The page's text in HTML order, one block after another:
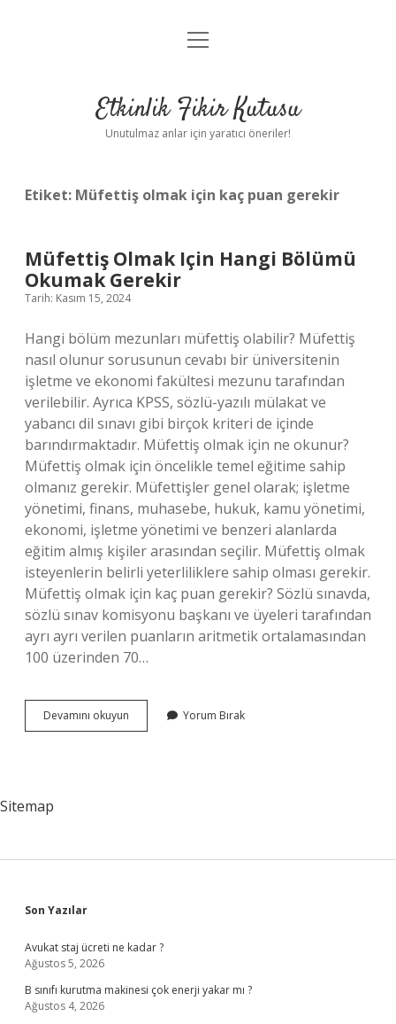
Anasayfa
Yasal Uyarı
menüyü
Etkinlik Fikir Kutusu
Unutulmaz anlar için yaratıcı öneriler!
Etiket: Müfettiş olmak için kaç puan gerekir
Müfettiş Olmak Için Hangi Bölümü
Okumak Gerekir
Tarih: Kasım 15, 2024
Hangi bölüm mezunları müfettiş olabilir? Müfettiş
nasıl olunur sorusunun cevabı bir üniversitenin
işletme ve ekonomi fakültesi mezunu tarafından
verilebilir. Ayrıca KPSS, sözlü-yazılı mülakat ve
yabancı dil sınavı gibi birçok kriteri de içinde
barındırmaktadır. Müfettiş olmak için ne okunur?
Müfettiş olmak için öncelikle temel eğitime sahip
olmanız gerekir. Müfettişler genel olarak; işletme
yönetimi, finans, muhasebe, hukuk, kamu yönetimi,
ekonomi, işletme yönetimi ve benzeri alanlarda
eğitim almış kişiler arasından seçilir. Müfettiş olmak
isteyenlerin belirli yeterliliklere sahip olması gerekir.
Müfettiş olmak için kaç puan gerekir? Sözlü sınavda,
sözlü sınav komisyonu başkanı ve üyeleri tarafından
ayrı ayrı verilen puanların aritmetik ortalamasından
100 üzerinden 70…
Devamını okuyun Müfettiş
Olmak
Yorum Bırak
Sitemap
Sidebar
Son Yazılar
Avukat staj ücreti ne kadar ?
Ağustos 5, 2026
B sınıfı kurutma makinesi çok enerji yakar mı ?
Ağustos 4, 2026